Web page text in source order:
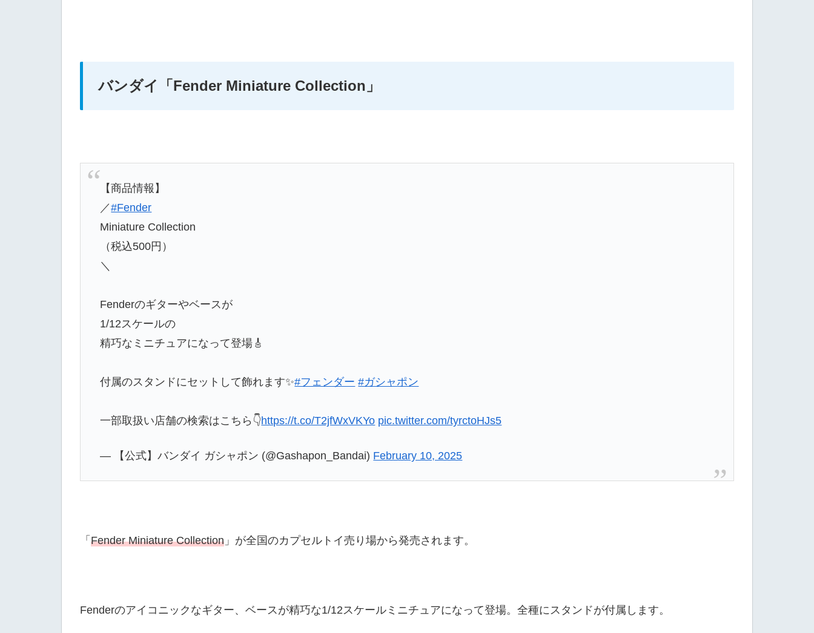
バンダイ「Fender Miniature Collection 」
【商品情報】
／#Fender
Miniature Collection
（税込500円）
＼
Fenderのギターやベースが
1/12スケールの
精巧なミニチュアになって登場🎸
付属のスタンドにセットして飾れます✨#フェンダー #ガシャポン
一部取扱い店舗の検索はこちら👇https://t.co/T2jfWxVKYo pic.twitter.com/tyrctoHJs5
— 【公式】バンダイ ガシャポン (@Gashapon_Bandai) February 10, 2025
「 Fender Miniature Collection 」が全国のカプセルトイ売り場から発売されます。
Fenderのアイコニックなギター、ベースが精巧な1/12スケールミニチュアになって登場。全種にスタンドが付属します。